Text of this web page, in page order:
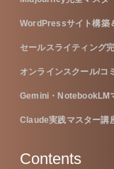
WordPressサイト構築
セールスライティング
オンラインスクール/コ
Gemini・NotebookLM
Claude実践マスター講
Contents